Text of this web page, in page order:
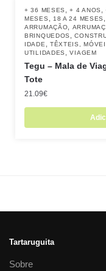
+ 36 MESES ,+ 4 ANOS ,
MESES
18 A 24 MESES
ARRUMAÇÃO
BRINQUEDOS ,
IDADE
TÊXTEIS,
UTILIDADES ,VIAGEM
Tegu – Mala de
Tote
21.09€
Tartaruguita
Sobre